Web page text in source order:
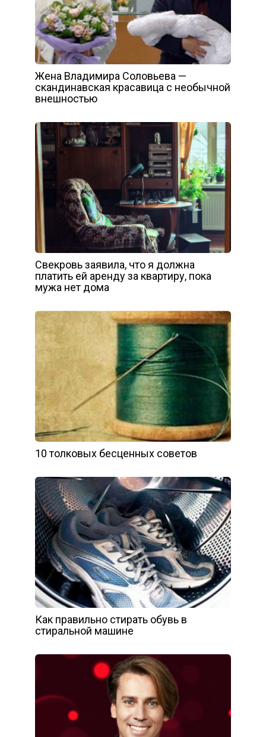
Жена Владимира Соловьева —
скандинавская красавица с необычной
внешностью
Свекровь заявила, что я должна
платить ей аренду за квартиру, пока
мужа нет дома
10 толковых бесценных советов
Как правильно стирать обувь в
стиральной машине